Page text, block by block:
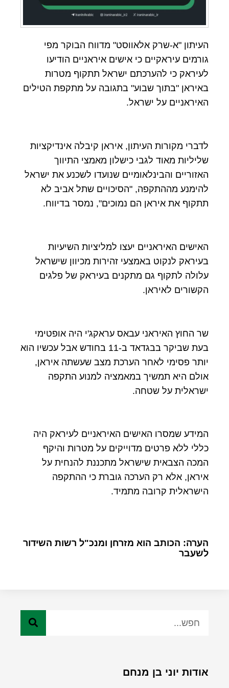
העיתון "א-שרק אלאווסט" מדווח הבוקר מפי
גורמים עיראקיים כי אישים איראניים הודיעו
לעיראק כי להערכתם ישראל תתקוף מטרות
באיראן "בתוך שבוע" בתגובה על מתקפת הטילים
האיראניים על ישראל.
לדברי מקורות העיתון, איראן קיבלה אינדיקציות
שליליות מאוד לגבי כישלון מאמצי התיווך
האזוריים והבינלאומיים שנועדו לשכנע את ישראל
להימנע מההתקפה, "הסיכויים שתל אביב לא
תתקוף את איראן הם נמוכים", נמסר בדיווח.
האישים האיראניים יעצו למליציות השיעיות
בעיראק לנקוט באמצעי זהירות מכיוון שישראל
עלולה לתקוף גם מתקנים בעיראק של פלגים
הקשורים לאיראן.
שר החוץ האיראני עבאס עראקג'י היה אופטימי
בעת שביקר בבגדאד ב-11 בחודש אבל עכשיו הוא
יותר פסימי לאחר הערכת מצב שעשתה איראן,
אולם היא תמשיך במאמציה למנוע התקפה
ישראלית על שטחה.
המידע שמסרו האישים האיראניים לעיראק היה
כללי ללא פרטים מדוייקים על מטרות והיקף
המכה הצבאית שישראל מתכננת להנחית על
איראן, אלא רק הערכה גוברת כי ההתקפה
הישראלית קרובה מתמיד.
הערה: הכותב הוא מזרחן ומנכ"ל רשות השידור
לשעבר
אודות יוני בן מנחם